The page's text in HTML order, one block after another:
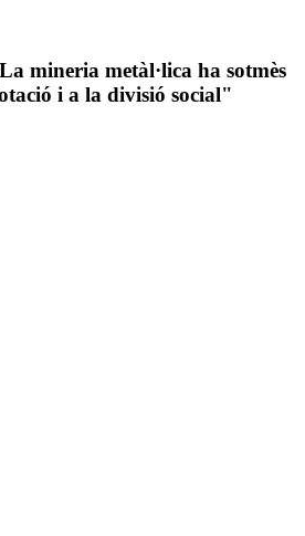
mineria metàl·lica ha sotmès
i a la divisió social"